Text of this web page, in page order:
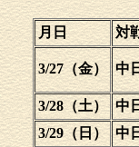
月日
対
3/27（金） 中
3/28（土） 中
3/29（日）
中